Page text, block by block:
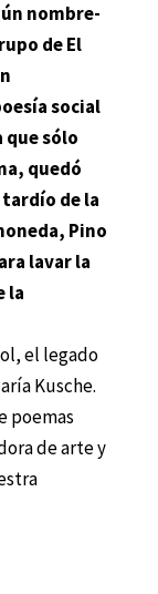
nombre-
de El
social
que sólo
quedó
de la
Pino
lavar la
la
el legado
Kusche.
poemas
de arte y